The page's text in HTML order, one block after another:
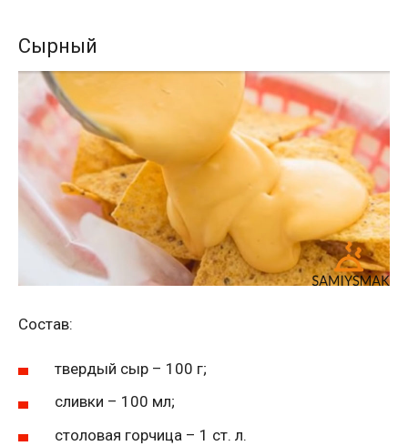
Сырный
Состав:
твердый сыр – 100 г;
сливки – 100 мл;
столовая горчица – 1 ст. л.